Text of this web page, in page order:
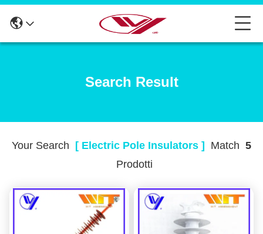
Search Result
Your Search [ Electric Pole Insulators ] Match 5
Prodotti